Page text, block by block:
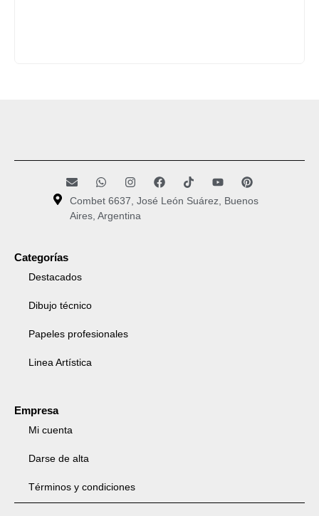
Combet 6637, José León Suárez, Buenos
Aires, Argentina
Categorías
Destacados
Dibujo técnico
Papeles profesionales
Linea Artística
Empresa
Mi cuenta
Darse de alta
Términos y condiciones